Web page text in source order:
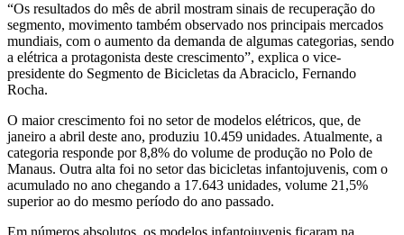
“Os resultados do mês de abril mostram sinais de recuperação do
segmento, movimento também observado nos principais mercados
mundiais, com o aumento da demanda de algumas categorias, sendo
a elétrica a protagonista deste crescimento”, explica o vice-
presidente do Segmento de Bicicletas da Abraciclo, Fernando
Rocha.
O maior crescimento foi no setor de modelos elétricos, que, de
janeiro a abril deste ano, produziu 10.459 unidades. Atualmente, a
categoria responde por 8,8% do volume de produção no Polo de
Manaus. Outra alta foi no setor das bicicletas infantojuvenis, com o
acumulado no ano chegando a 17.643 unidades, volume 21,5%
superior ao do mesmo período do ano passado.